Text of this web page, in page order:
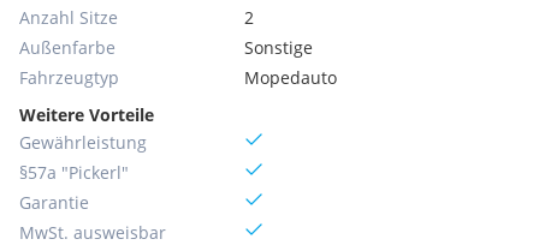
Anzahl Sitze
2
Außenfarbe
Sonstige
Fahrzeugtyp
Mopedauto
Weitere Vorteile
Gewährleistung
§57a "Pickerl"
Garantie
MwSt. ausweisbar